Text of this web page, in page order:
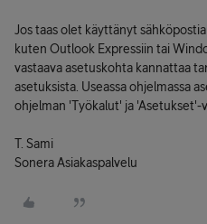
Jos taas olet käyttänyt
kuten Outlook Expressiin tai
vastaava asetuskohta kannattaa
asetuksista. Useassa ohjelmassa
ohjelman 'Työkalut' ja 'Asetukset'-
T. Sami
Sonera Asiakaspalvelu